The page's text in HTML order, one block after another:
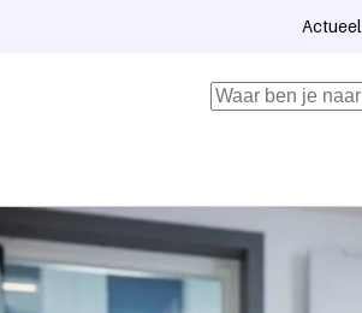
Actueel
Zoeken